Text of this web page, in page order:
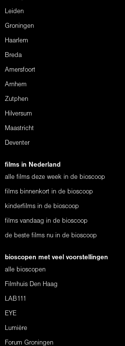
Leiden
Groningen
Haarlem
Breda
Amersfoort
Arnhem
Zutphen
Hilversum
Maastricht
Deventer
films in Nederland
alle films deze week in de bioscoop
films binnenkort in de bioscoop
kinderfilms in de bioscoop
films vandaag in de bioscoop
de beste films nu in de bioscoop
bioscopen met veel voorstellingen
alle bioscopen
Filmhuis Den Haag
LAB111
EYE
Lumière
Forum Groningen